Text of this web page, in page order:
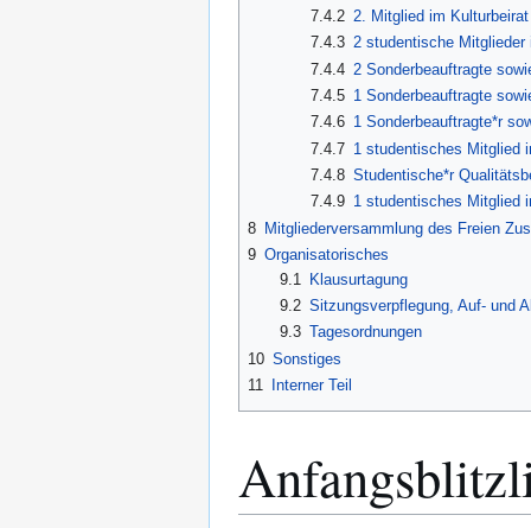
7.4.2 2. Mitglied im
7.4.3 2 studentische
7.4.4 2 Sonderbeauftragte
7.4.5 1 Sonderbeauftragte
7.4.6 1 Sonderbeauftragte*r
7.4.7 1 studentisches Mitglied
7.4.8 Studentische*r
7.4.9 1 studentisches Mitglied
8 Mitgliederversammlung des Freien
9 Organisatorisches
9.1
Klausurtagung
9.2 Sitzungsverpflegung, Auf- und
9.3 Tagesordnungen
10 Sonstiges
11
Interner Teil